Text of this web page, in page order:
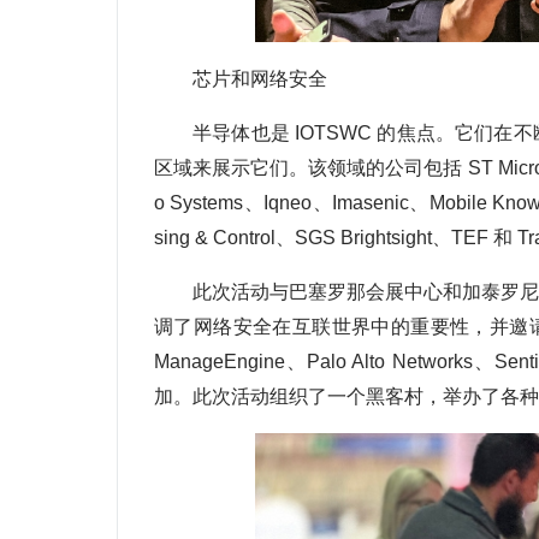
芯片和网络安全
半导体也是 IOTSWC 的焦点。它们在
区域来展示它们。该领域的公司包括 ST
o Systems、Iqneo、Imasenic、Mobile
sing & Control、SGS Brightsight、TEF 和
此次活动与巴塞罗那会展中心和加泰罗
调了网络安全在互联世界中的重要性，并邀
ManageEngine、Palo Alto Networks、
加。此次活动组织了一个黑客村，举办了各